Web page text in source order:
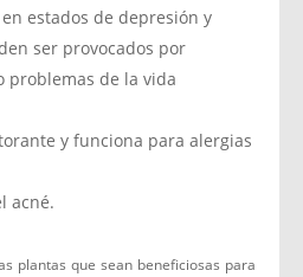
estados de depresión y
ser provocados por
problemas de la vida
y funciona para alergias
acné.
plantas que sean beneficiosas para